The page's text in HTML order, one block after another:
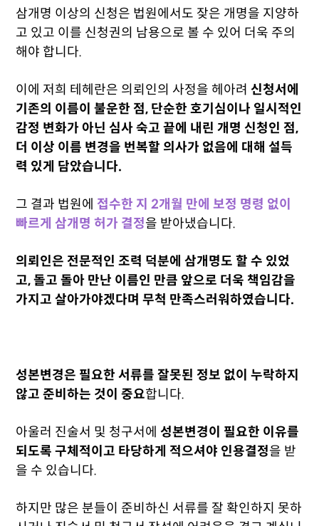
삼개명 이상의 신청은 법원에서도 잦은 개명을 지양하
고 있고 이를 신청권의 남용으로 볼 수 있어 더욱 주의
해야 합니다.
이에 저희 테헤란은 의뢰인의 사정을 헤아려 신청서에
기존의 이름이 불운한 점, 단순한 호기심이나 일시적인
감정 변화가 아닌 심사 숙고 끝에 내린 개명 신청인 점,
더 이상 이름 변경을 번복할 의사가 없음에 대해 설득
력 있게 담았습니다.
그 결과 법원에 접수한 지 2개월 만에 보정 명령 없이
빠르게 삼개명 허가 결정을 받아냈습니다.
의뢰인은 전문적인 조력 덕분에 삼개명도 할 수 있었
고, 돌고 돌아 만난 이름인 만큼 앞으로 더욱 책임감을
가지고 살아가야겠다며 무척 만족스러워하였습니다.
성본변경은 필요한 서류를 잘못된 정보 없이 누락하지
않고 준비하는 것이 중요합니다.
아울러 진술서 및 청구서에성본변경이 필요한 이유를
되도록 구체적이고 타당하게 적으셔야 인용결정을 받
을 수 있습니다.
하지만 많은 분들이 준비하신 서류를 잘 확인하지 못하